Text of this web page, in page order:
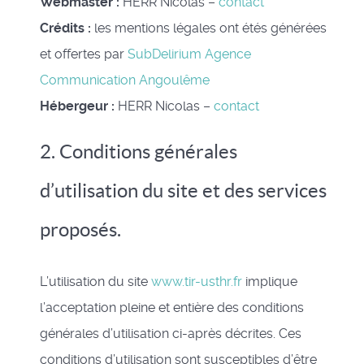
Crédits : les mentions légales ont étés générées
et offertes par SubDelirium Agence
Communication Angoulême
Hébergeur : HERR Nicolas – contact
2. Conditions générales
d’utilisation du site et des services
proposés.
L’utilisation du site www.tir-usthr.fr implique
l’acceptation pleine et entière des conditions
générales d’utilisation ci-après décrites. Ces
conditions d’utilisation sont susceptibles d’être